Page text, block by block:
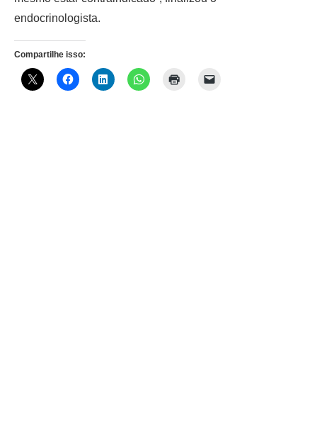
endocrinologista.
Compartilhe isso: